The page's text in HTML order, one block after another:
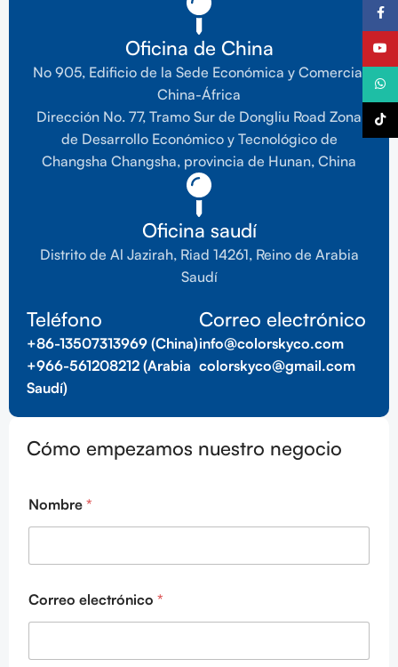
Oficina de China
No 905, Edificio de la Sede Económica y Comercial
China-África
Dirección No. 77, Tramo Sur de Dongliu Road Zona
de Desarrollo Económico y Tecnológico de
Changsha Changsha, provincia de Hunan, China
Oficina saudí
Distrito de Al Jazirah, Riad 14261, Reino de Arabia
Saudí
Teléfono
+86-13507313969 (China)
+966-561208212 (Arabia
Saudí)
Correo electrónico
info@colorskyco.com
colorskyco@gmail.com
Cómo empezamos nuestro negocio
h
a
p
p
N
m
Nombre *
Correo electrónico *